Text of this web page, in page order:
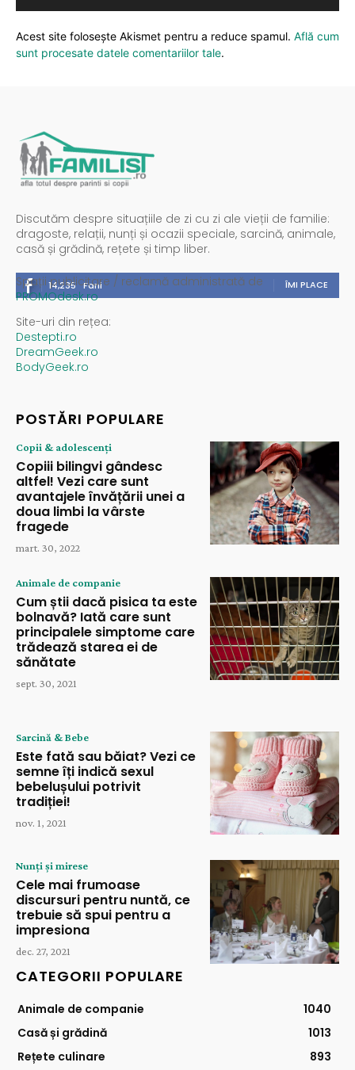
Acest site folosește Akismet pentru a reduce spamul. Află cum
sunt procesate datele comentariilor tale.
Discutăm despre situațiile de zi cu zi ale vieții de familie:
dragoste, relații, nunți și ocazii speciale, sarcină, animale,
casă și grădină, rețete și timp liber.
14,235 Fani ÎMI PLACE
Spații publicitare / reclamă administrată de
PROMOdesk.ro
Site-uri din rețea:
Destepti.ro
DreamGeek.ro
BodyGeek.ro
POSTĂRI POPULARE
Copii & adolescenți
Copiii bilingvi gândesc
altfel! Vezi care sunt
avantajele învățării unei a
doua limbi la vârste
fragede
mart. 30, 2022
Animale de companie
Cum știi dacă pisica ta este
bolnavă? Iată care sunt
principalele simptome care
trădează starea ei de
sănătate
sept. 30, 2021
Sarcină & Bebe
Este fată sau băiat? Vezi ce
semne îți indică sexul
bebelușului potrivit
tradiției!
nov. 1, 2021
Nunți și mirese
Cele mai frumoase
discursuri pentru nuntă, ce
trebuie să spui pentru a
impresiona
dec. 27, 2021
CATEGORII POPULARE
Animale de companie
1040
Casă și grădină
1013
Rețete culinare
893